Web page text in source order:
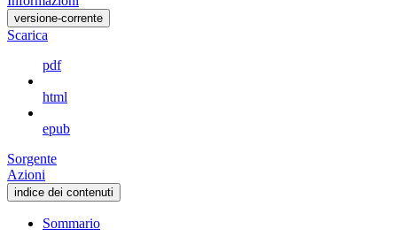
versione-corrente
Scarica
pdf
html
epub
Sorgente
Azioni
indice dei contenuti
Sommario